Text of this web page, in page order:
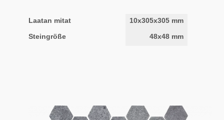
Laatan mitat
10x305x305 mm
Steingröße
48x48 mm